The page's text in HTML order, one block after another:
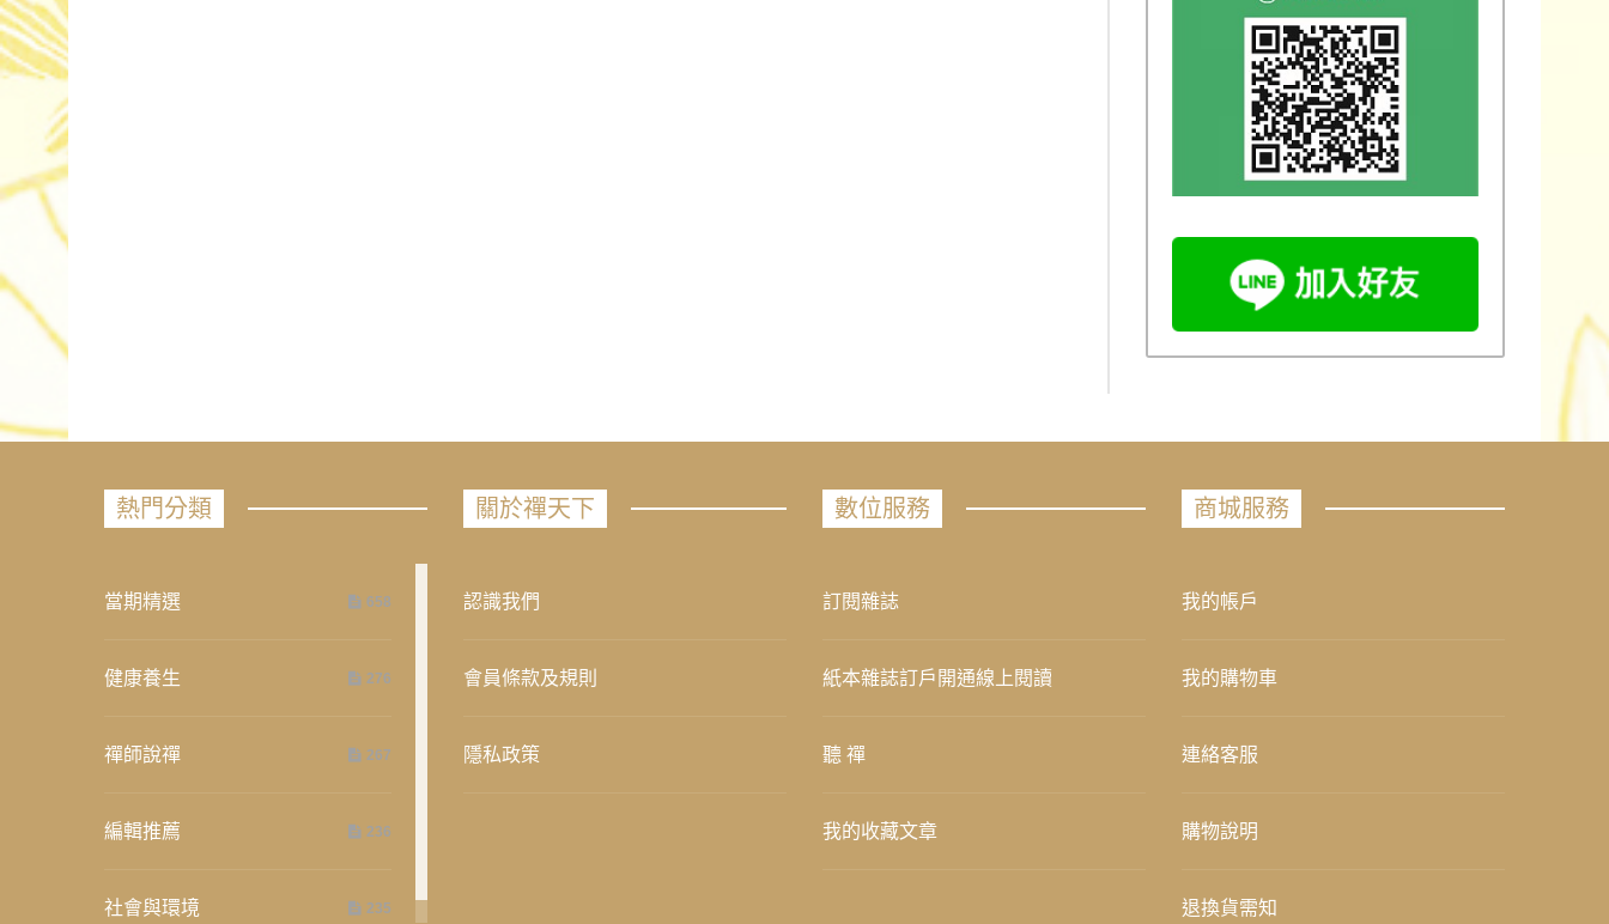
熱門分類
當期精選 658
健康養生 276
禪師說禪 267
編輯推薦 236
社會與環境 235
關於禪天下
認識我們
會員條款及規則
隱私政策
數位服務
訂閱雜誌
紙本雜誌訂戶開通線上閱讀
聽 禪
我的收藏文章
商城服務
我的帳戶
我的購物車
連絡客服
購物說明
退換貨需知